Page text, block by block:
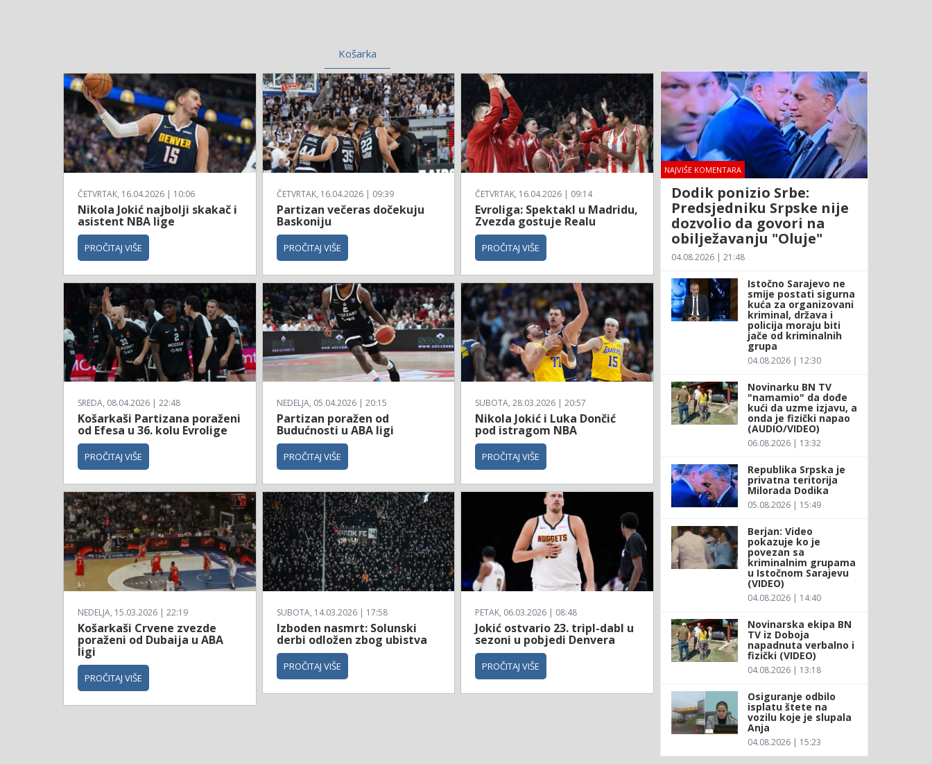
Košarka
ČETVRTAK, 16.04.2026 | 10:06
Nikola Jokić najbolji skakač i
asistent NBA lige
PROČITAJ VIŠE
ČETVRTAK, 16.04.2026 | 09:39
Partizan večeras dočekuju
Baskoniju
PROČITAJ VIŠE
ČETVRTAK, 16.04.2026 | 09:14
Evroliga: Spektakl u Madridu,
Zvezda gostuje Realu
PROČITAJ VIŠE
SREDA, 08.04.2026 | 22:48
Košarkaši Partizana poraženi
od Efesa u 36. kolu Evrolige
PROČITAJ VIŠE
NEDELJA, 05.04.2026 | 20:15
Partizan poražen od
Budućnosti u ABA ligi
PROČITAJ VIŠE
SUBOTA, 28.03.2026 | 20:57
Nikola Jokić i Luka Dončić
pod istragom NBA
PROČITAJ VIŠE
NEDELJA, 15.03.2026 | 22:19
Košarkaši Crvene zvezde
poraženi od Dubaija u ABA
ligi
PROČITAJ VIŠE
SUBOTA, 14.03.2026 | 17:58
Izboden nasmrt: Solunski
derbi odložen zbog ubistva
PROČITAJ VIŠE
PETAK, 06.03.2026 | 08:48
Jokić ostvario 23. tripl-dabl u
sezoni u pobjedi Denvera
PROČITAJ VIŠE
NAJVIŠE KOMENTARA
Dodik ponizio Srbe:
Predsjedniku Srpske nije
dozvolio da govori na
obilježavanju "Oluje"
04.08.2026 | 21:48
Istočno Sarajevo ne
smije postati sigurna
kuća za organizovani
kriminal, država i
policija moraju biti
jače od kriminalnih
grupa
04.08.2026 | 12:30
Novinarku BN TV
"namamio" da dođe
kući da uzme izjavu, a
onda je fizički napao
(AUDIO/VIDEO)
06.08.2026 | 13:32
Republika Srpska je
privatna teritorija
Milorada Dodika
05.08.2026 | 15:49
Berjan: Video
pokazuje ko je
povezan sa
kriminalnim grupama
u Istočnom Sarajevu
(VIDEO)
04.08.2026 | 14:40
Novinarska ekipa BN
TV iz Doboja
napadnuta verbalno i
fizički (VIDEO)
04.08.2026 | 13:18
Osiguranje odbilo
isplatu štete na
vozilu koje je slupala
Anja
04.08.2026 | 15:23